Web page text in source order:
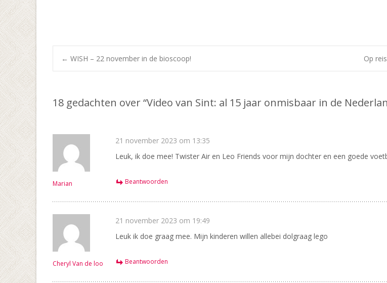
Bericht
navigatie
← WISH – 22 november in de bioscoop! Op
18 gedachten over “Video van Sint: al 15 jaar onmisbaar in de
Marian
21 november 2023 om 13:35
Leuk, ik doe mee! Twister Air en Leo Friends voor mijn dochter en een goede
Beantwoorden
Cheryl Van de loo
21 november 2023 om 19:49
Leuk ik doe graag mee. Mijn kinderen willen allebei dolgraag lego
Beantwoorden